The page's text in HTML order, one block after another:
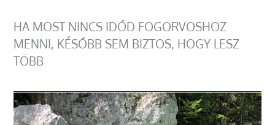
HA MOST NINCS IDŐD FOGORVOSHOZ
MENNI, KÉSŐBB SEM BIZTOS, HOGY LESZ
TÖBB